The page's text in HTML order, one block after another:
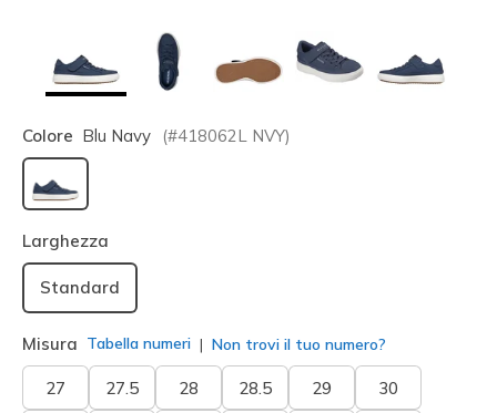
Colore Blu Navy (#418062L NVY)
selezionato
Larghezza
Standard
Misura Tabella numeri Non trovi il tuo numero?
27 27.5 28 28.5 29 30